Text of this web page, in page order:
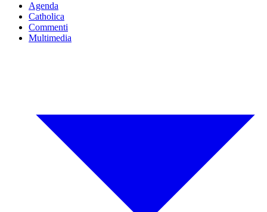
Agenda
Catholica
Commenti
Multimedia